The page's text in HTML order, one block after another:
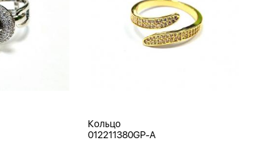
Кольцо
012211380GP-A